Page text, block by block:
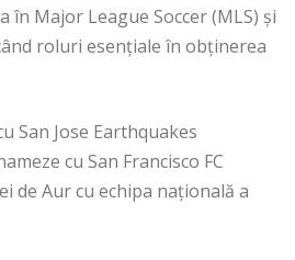
în Major League Soccer (MLS) și
roluri esențiale în obținerea
San Jose Earthquakes
cu San Francisco FC
de Aur cu echipa națională a